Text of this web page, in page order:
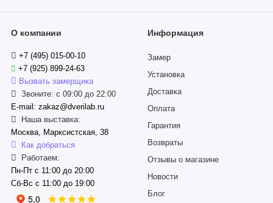
О компании
+7 (495) 015-00-10
+7 (925) 899-24-63
Вызвать замерщика
Звоните: с 09:00 до 22:00
E-mail: zakaz@dverilab.ru
Наша выставка:
Москва, Марксистская, 38
Как добраться
Работаем:
Пн-Пт с 11:00 до 20:00
Сб-Вс с 11:00 до 19:00
Информация
Замер
Установка
Доставка
Оплата
Гарантия
Возвраты
Отзывы о магазине
Новости
Блог